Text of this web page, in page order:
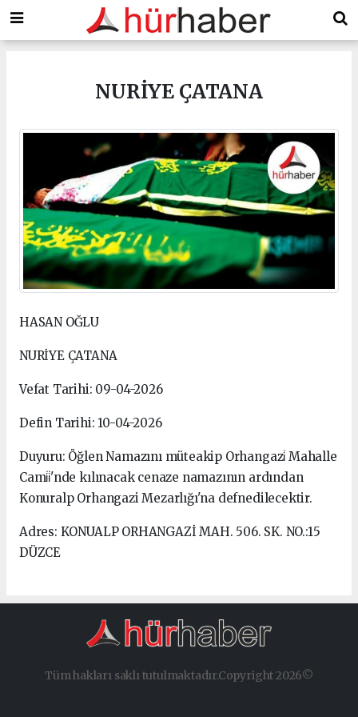
NURİYE ÇATANA
HASAN OĞLU
NURİYE ÇATANA
Vefat Tarihi: 09-04-2026
Defin Tarihi: 10-04-2026
Duyuru: Öğlen Namazını müteakip Orhangazi̇ Mahalle
Cami̇i̇'nde kılınacak cenaze namazının ardından
Konuralp Orhangazi Mezarlığı'na defnedilecektir.
Adres: KONUALP ORHANGAZİ MAH. 506. SK. NO.:15
DÜZCE
Tüm hakları saklı tutulmaktadır.Copyright 2026©